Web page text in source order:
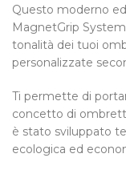
Questo moderno
MagnetGrip
tonalità dei tuoi
personalizzate
Ti permette di
concetto di
è stato sviluppato
ecologica ed